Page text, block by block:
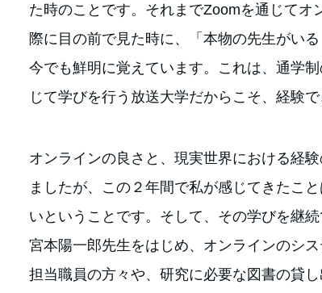
た時のことです。それまでZoomを通じてオ
際に目の前で見た時に、「本物の先生がい
今でも鮮明に覚えています。これは、通学
じて学びを行う放送大学だからこそ、経験
オンラインの良さと、現実世界における経
ましたが、この２年間で私が感じてきたこ
いということです。そして、その学びを継
宮本陽一郎先生をはじめ、オンラインのシ
担当職員の方々や、研究に必要な図書の貸